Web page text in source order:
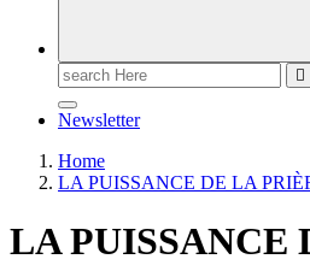
Newsletter
Home
LA PUISSANCE DE LA
LA PUISSANCE